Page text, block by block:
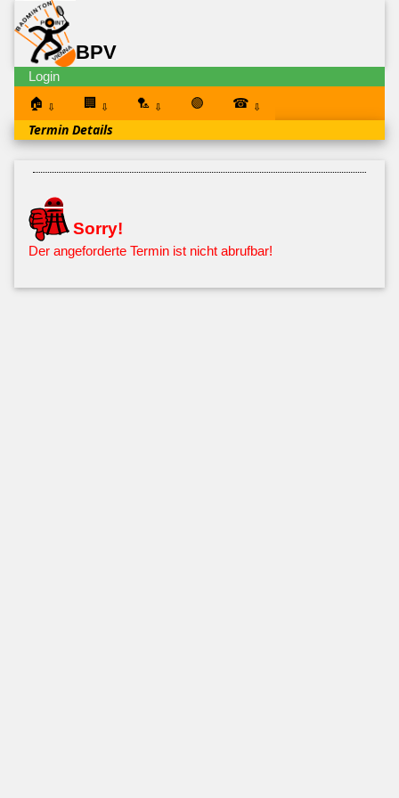
BPV
Login
🏠
⇩ 🏢 ⇩ 🏸 ⇩ 🟣 ☎ ⇩
Termin Details
Sorry!
Der angeforderte Termin ist nicht abrufbar!